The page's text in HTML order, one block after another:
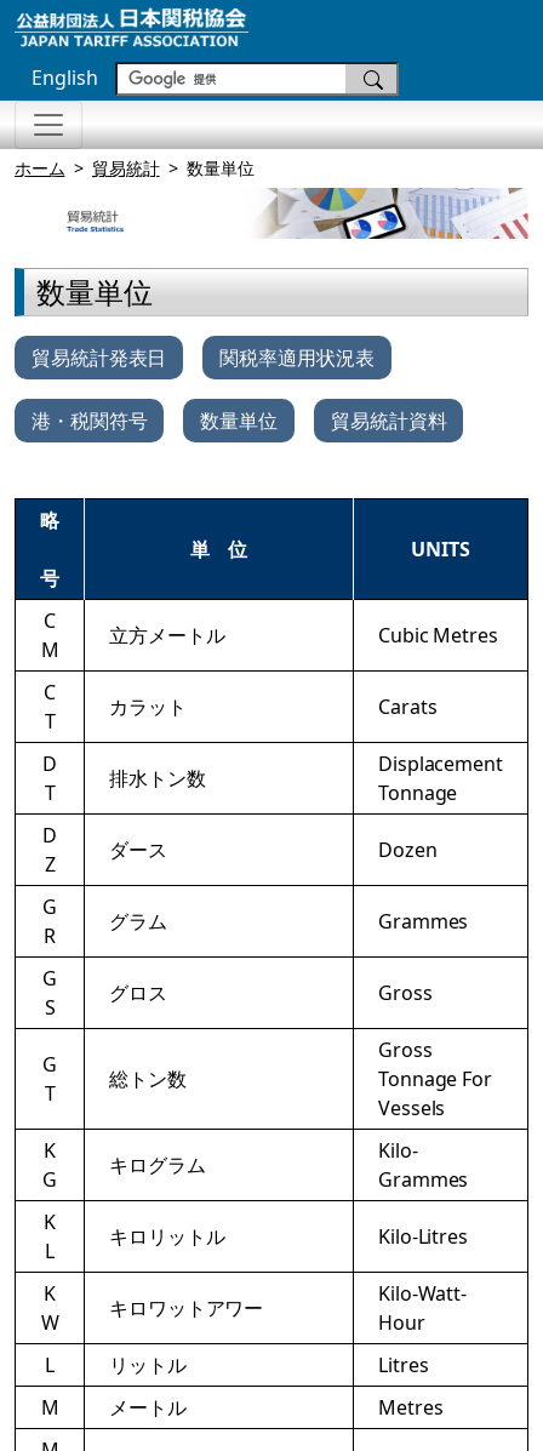
English
ホーム 貿易統計 数量単位
数量単位
貿易統計発表日 関税率適用状況表
港・税関符号 数量単位 貿易統計資料
略
号
単 位 UNITS
C
M
立方メートル Cubic Metres
C
T
カラット Carats
D
T
排水トン数
Displacement
Tonnage
D
Z
ダース Dozen
G
R
グラム Grammes
G
S
グロス Gross
G
T
総トン数
Gross
Tonnage For
Vessels
K
G
キログラム
Kilo‐
Grammes
K
L
キロリットル Kilo‐Litres
K
W
キロワットアワー
Kilo-Watt-
Hour
L
リットル
Litres
M
メートル
Metres